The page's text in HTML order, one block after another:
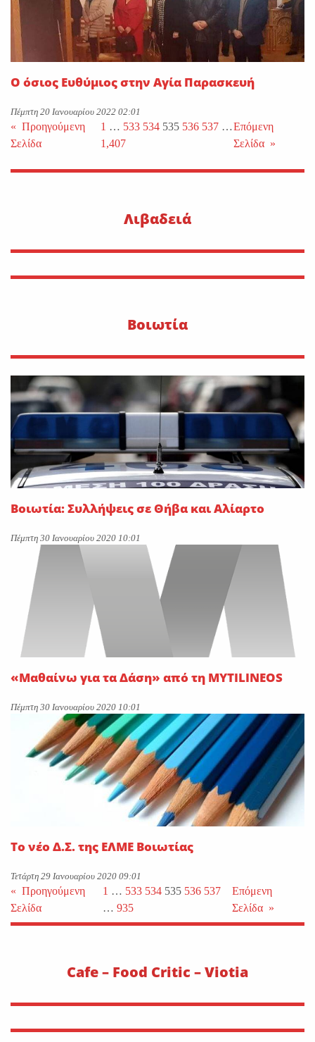
Ο όσιος Ευθύμιος στην Αγία Παρασκευή
Πέμπτη 20 Ιανουαρίου 2022 02:01
« Προηγούμενη
Σελίδα
1 … 533 534 535 536 537 …
1,407
Επόμενη
Σελίδα »
Λιβαδειά
Βοιωτία
Βοιωτία: Συλλήψεις σε Θήβα και Αλίαρτο
Πέμπτη 30 Ιανουαρίου 2020 10:01
«Μαθαίνω για τα Δάση» από τη MYTILINEOS
Πέμπτη 30 Ιανουαρίου 2020 10:01
Το νέο Δ.Σ. της ΕΛΜΕ Βοιωτίας
Τετάρτη 29 Ιανουαρίου 2020 09:01
« Προηγούμενη
Σελίδα
1 … 533 534 535 536 537
… 935
Επόμενη
Σελίδα »
Cafe – Food Critic – Viotia